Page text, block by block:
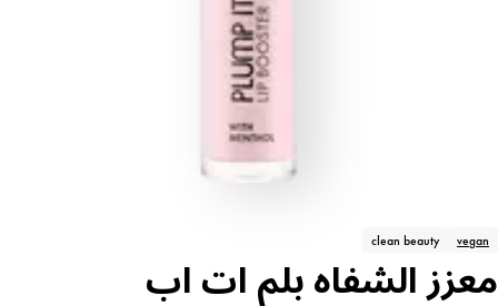
vegan
clean beauty
معزز الشفاه بلم ات اب